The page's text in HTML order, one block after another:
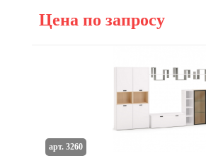
Цена по запросу
арт. 3260